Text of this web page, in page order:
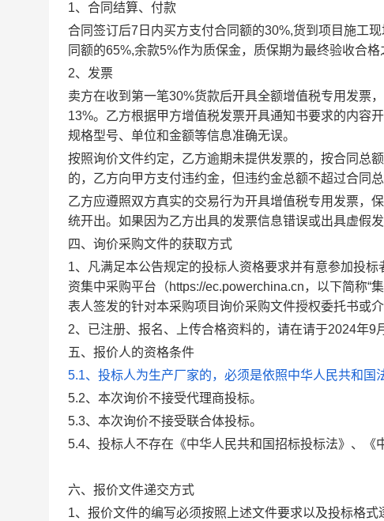
1、合同结算、付款
合同签订后7日内买方支付合同额的30%,货到项目施工
同额的65%,余款5%作为质保金，质保期为最终验收合
2、 发票
卖方在收到第一笔30%货款后开具全额增值税专用发票
13%。乙方根据甲方增值税发票开具通知书要求的内容
规格型号、单位和金额等信息准确无误。
按照询价文件约定，乙方逾期未提供发票的，按合同总
的，乙方向甲方支付违约金，但违约金总额不超过合同总
乙方应遵照双方真实的交易行为开具增值税专用发票，
统开出。如果因为乙方出具的发票信息错误或出具虚假
四、询价采购文件的获取方式
1、凡满足本公告规定的投标人资格要求并有意参加投
资集中采购平台（https://ec.powerchina.cn，以下简称“
表人签发的针对本采购项目询价采购文件授权委托书或
2、已注册、报名、上传合格资料的，请在请于2024年9
五、报价人的资格条件
5.1、投标人为生产厂家的，必须是依照中华人民共和国
5.2、本次询价不接受代理商投标。
5.3、本次询价不接受联合体投标。
5.4、投标人不存在《中华人民共和国招标投标法》、《
六、报价文件递交方式
1、报价文件的编写必须按照上述文件要求以及投标格